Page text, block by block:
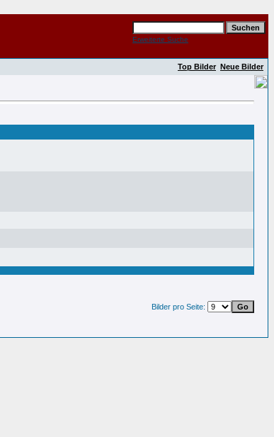
Erweiterte Suche
Top Bilder Neue Bilder
Bilder pro Seite: